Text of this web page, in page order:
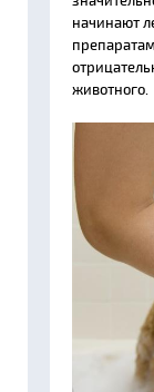
начинают
животного.